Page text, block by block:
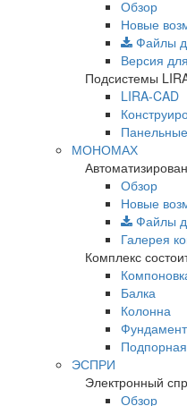
Обзор
Новые
Файлы
Версия
Подсистемы
LIRA-CAD
МОНОМАХ
Обзор
Новые
Файлы
Галерея
Комплекс
Балка
Колонна
Фундамент
ЭСПРИ
Электронный
Обзор